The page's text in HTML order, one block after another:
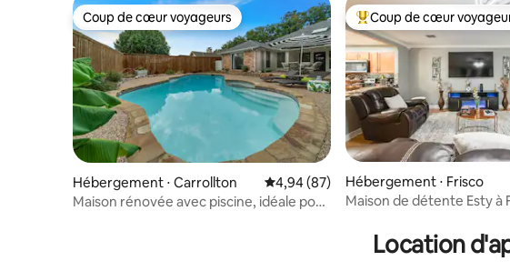
Coup de cœur voyageurs
Coup de cœur voyageurs
Hébergement ⋅ Carrollton Évaluation moyenne sur la base de 87
4,94 (87)
Maison rénovée avec piscine, idéale pour
Coups de cœur
Coup de cœur
Hébergement ⋅ Frisco
Maison de détente Esty à
Location